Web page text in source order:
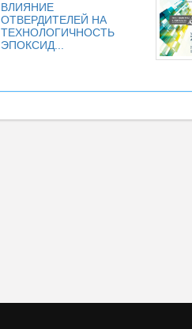
ВЛИЯНИЕ
ОТВЕРДИТЕЛЕЙ НА
ТЕХНОЛОГИЧНОСТЬ
ЭПОКСИД...